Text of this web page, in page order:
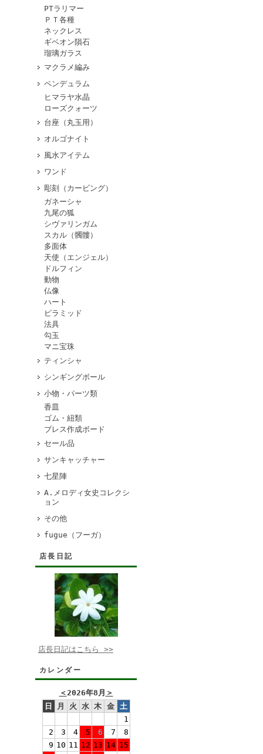
PTラリマー
ＰＴ各種
ネックレス
ギベオン隕石
瑠璃ガラス
マクラメ編み
ペンデュラム
ヒマラヤ水晶
ローズクォーツ
台座（丸玉用）
オルゴナイト
風水アイテム
ワンド
彫刻（カービング）
ガネーシャ
九尾の狐
シヴァリンガム
スカル（髑髏）
多面体
天使（エンジェル）
ドルフィン
動物
仏像
ハート
ピラミッド
法具
勾玉
マニ宝珠
ティンシャ
シンギングボール
小物・パーツ類
香皿
ゴム・紐類
ブレス作成ボード
セール品
サンキャッチャー
七星陣
A.メロディ女史コレクシ
ョン
その他
fugue（フーガ）
店長日記
店長日記はこちら >>
カレンダー
＜2026年8月 ＞
日
月 火 水 木 金
土
1
2
3 4 5 6 7
8
9 10 11 12 13 14 15